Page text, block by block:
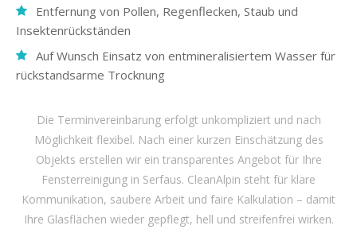
Entfernung von Pollen, Regenflecken, Staub und
Insektenrückständen
Auf Wunsch Einsatz von entmineralisiertem Wasser für
rückstandsarme Trocknung
Die Terminvereinbarung erfolgt unkompliziert und nach
Möglichkeit flexibel. Nach einer kurzen Einschätzung des
Objekts erstellen wir ein transparentes Angebot für Ihre
Fensterreinigung in Serfaus. CleanAlpin steht für klare
Kommunikation, saubere Arbeit und faire Kalkulation – damit
Ihre Glasflächen wieder gepflegt, hell und streifenfrei wirken.